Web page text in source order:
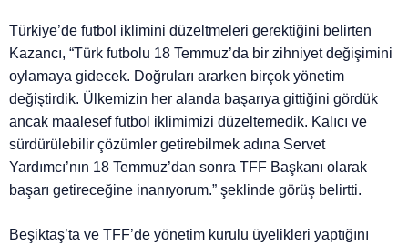
Türkiye’de futbol iklimini düzeltmeleri gerektiğini belirten
Kazancı, “Türk futbolu 18 Temmuz’da bir zihniyet değişimini
oylamaya gidecek. Doğruları ararken birçok yönetim
değiştirdik. Ülkemizin her alanda başarıya gittiğini gördük
ancak maalesef futbol iklimimizi düzeltemedik. Kalıcı ve
sürdürülebilir çözümler getirebilmek adına Servet
Yardımcı’nın 18 Temmuz’dan sonra TFF Başkanı olarak
başarı getireceğine inanıyorum.” şeklinde görüş belirtti.
Beşiktaş’ta ve TFF’de yönetim kurulu üyelikleri yaptığını